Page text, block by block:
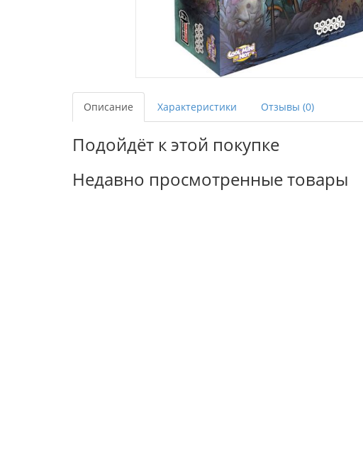
Описание Характеристики Отзывы (0)
Подойдёт к этой покупке
Недавно просмотренные товары